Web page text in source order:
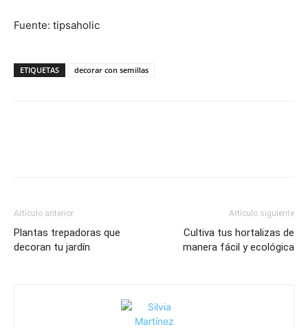
Fuente: tipsaholic
ETIQUETAS decorar con semillas
Artículo anterior
Plantas trepadoras que
decoran tu jardín
Artículo siguiente
Cultiva tus hortalizas de
manera fácil y ecológica